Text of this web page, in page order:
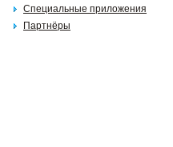
Специальные приложения
Партнёры